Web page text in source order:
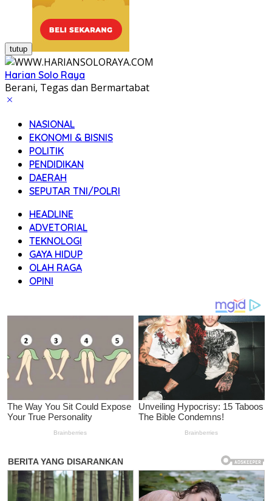
tutup
Harian Solo Raya
Berani, Tegas dan Bermartabat
NASIONAL
EKONOMI & BISNIS
POLITIK
PENDIDIKAN
DAERAH
SEPUTAR TNI/POLRI
HEADLINE
ADVETORIAL
TEKNOLOGI
GAYA HIDUP
OLAH RAGA
OPINI